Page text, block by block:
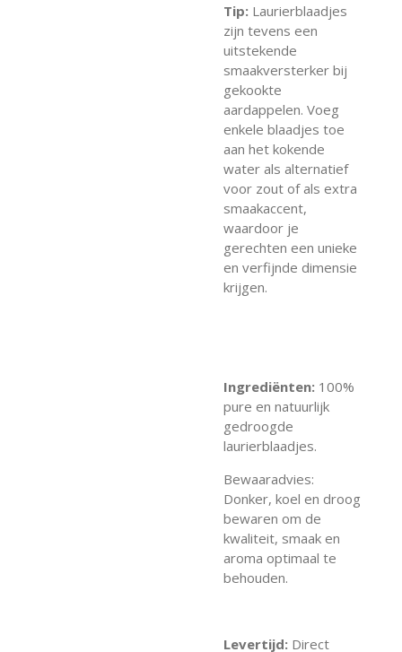
Tip: Laurierblaadjes
zijn tevens een
uitstekende
smaakversterker bij
gekookte
aardappelen. Voeg
enkele blaadjes toe
aan het kokende
water als alternatief
voor zout of als extra
smaakaccent,
waardoor je
gerechten een unieke
en verfijnde dimensie
krijgen.
Ingrediënten: 100%
pure en natuurlijk
gedroogde
laurierblaadjes.
Bewaaradvies:
Donker, koel en droog
bewaren om de
kwaliteit, smaak en
aroma optimaal te
behouden.
Levertijd: Direct